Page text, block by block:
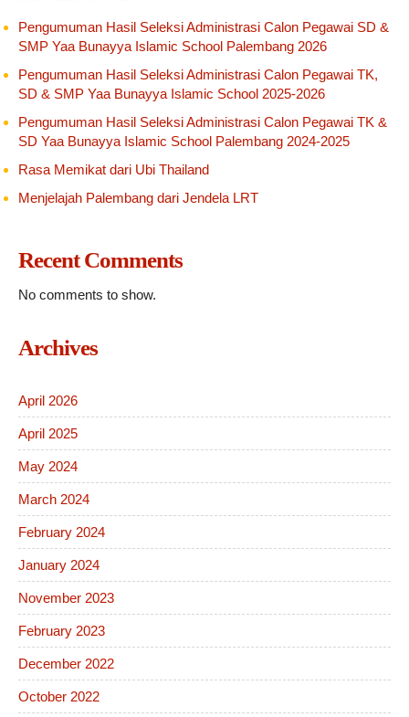
Pengumuman Hasil Seleksi Administrasi Calon Pegawai SD &
SMP Yaa Bunayya Islamic School Palembang 2026
Pengumuman Hasil Seleksi Administrasi Calon Pegawai TK,
SD & SMP Yaa Bunayya Islamic School 2025-2026
Pengumuman Hasil Seleksi Administrasi Calon Pegawai TK &
SD Yaa Bunayya Islamic School Palembang 2024-2025
Rasa Memikat dari Ubi Thailand
Menjelajah Palembang dari Jendela LRT
Recent Comments
No comments to show.
Archives
April 2026
April 2025
May 2024
March 2024
February 2024
January 2024
November 2023
February 2023
December 2022
October 2022